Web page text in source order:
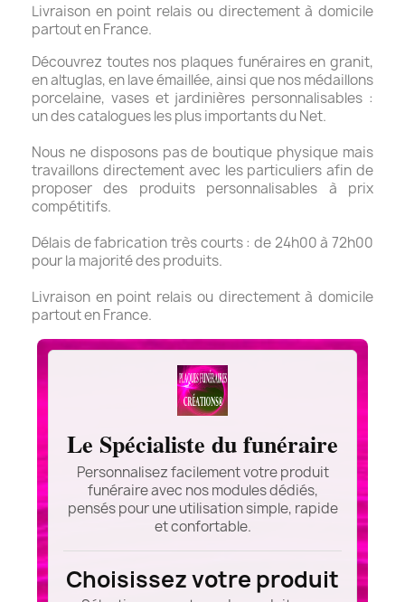
Livraison en point relais ou directement à domicile
partout en France.
Découvrez toutes nos plaques funéraires en granit,
en altuglas, en lave émaillée, ainsi que nos médaillons
porcelaine, vases et jardinières personnalisables :
un des catalogues les plus importants du Net.
Nous ne disposons pas de boutique physique mais
travaillons directement avec les particuliers afin de
proposer des produits personnalisables à prix
compétitifs.
Délais de fabrication très courts : de 24h00 à 72h00
pour la majorité des produits.
Livraison en point relais ou directement à domicile
partout en France.
Le Spécialiste du funéraire
Personnalisez facilement votre produit
funéraire avec nos modules dédiés,
pensés pour une utilisation simple, rapide
et confortable.
Choisissez votre produit